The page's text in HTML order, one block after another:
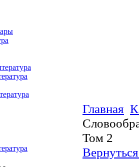
Главная
Том 2